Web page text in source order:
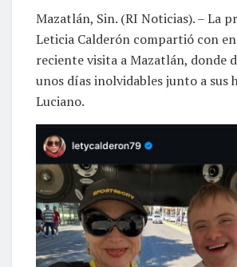
Mazatlán, Sin. (RI Noticias). – La
Leticia Calderón compartió con
reciente visita a Mazatlán, donde
unos días inolvidables junto a sus
Luciano.